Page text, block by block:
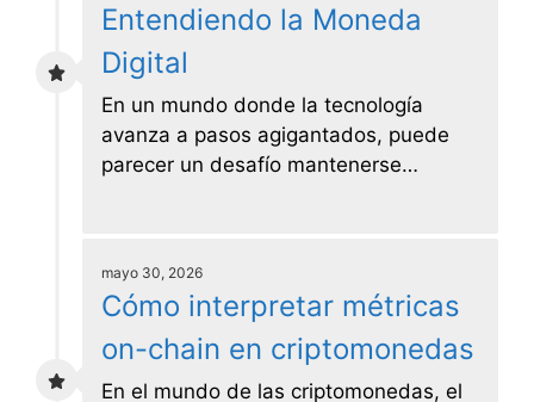
Entendiendo la Moneda
Digital
En un mundo donde la tecnología
avanza a pasos agigantados, puede
parecer un desafío mantenerse…
mayo 30, 2026
Cómo interpretar métricas
on-chain en criptomonedas
En el mundo de las criptomonedas, el